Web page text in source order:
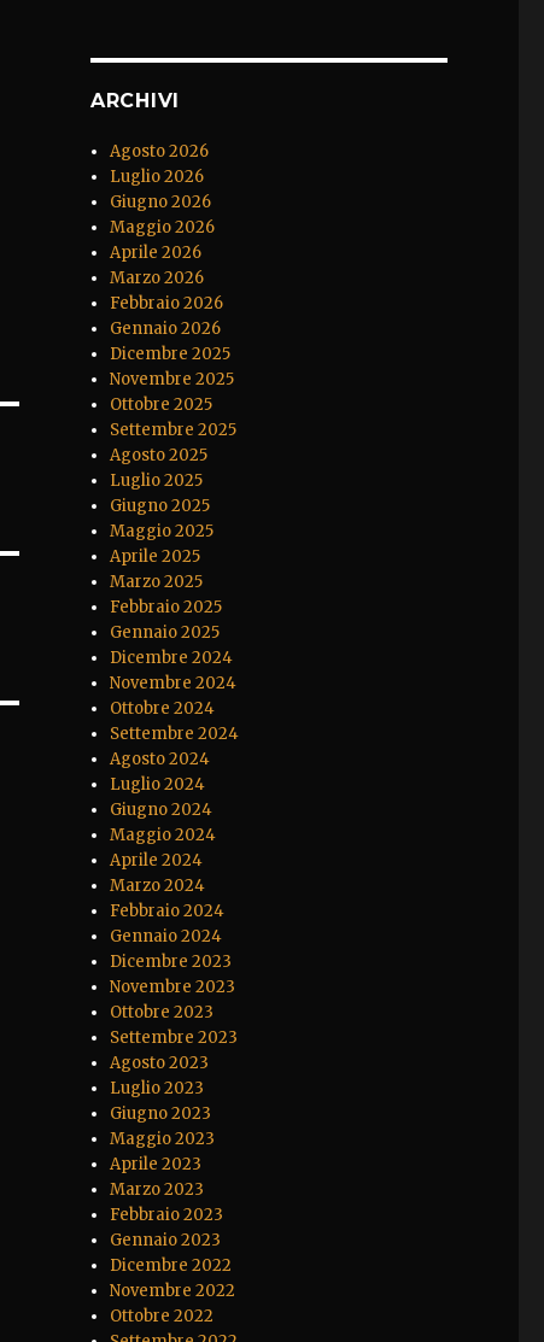
ARCHIVI
Agosto 2026
Luglio 2026
Giugno 2026
Maggio 2026
Aprile 2026
Marzo 2026
Febbraio 2026
Gennaio 2026
Dicembre 2025
Novembre 2025
Ottobre 2025
Settembre 2025
Agosto 2025
Luglio 2025
Giugno 2025
Maggio 2025
Aprile 2025
Marzo 2025
Febbraio 2025
Gennaio 2025
Dicembre 2024
Novembre 2024
Ottobre 2024
Settembre 2024
Agosto 2024
Luglio 2024
Giugno 2024
Maggio 2024
Aprile 2024
Marzo 2024
Febbraio 2024
Gennaio 2024
Dicembre 2023
Novembre 2023
Ottobre 2023
Settembre 2023
Agosto 2023
Luglio 2023
Giugno 2023
Maggio 2023
Aprile 2023
Marzo 2023
Febbraio 2023
Gennaio 2023
Dicembre 2022
Novembre 2022
Ottobre 2022